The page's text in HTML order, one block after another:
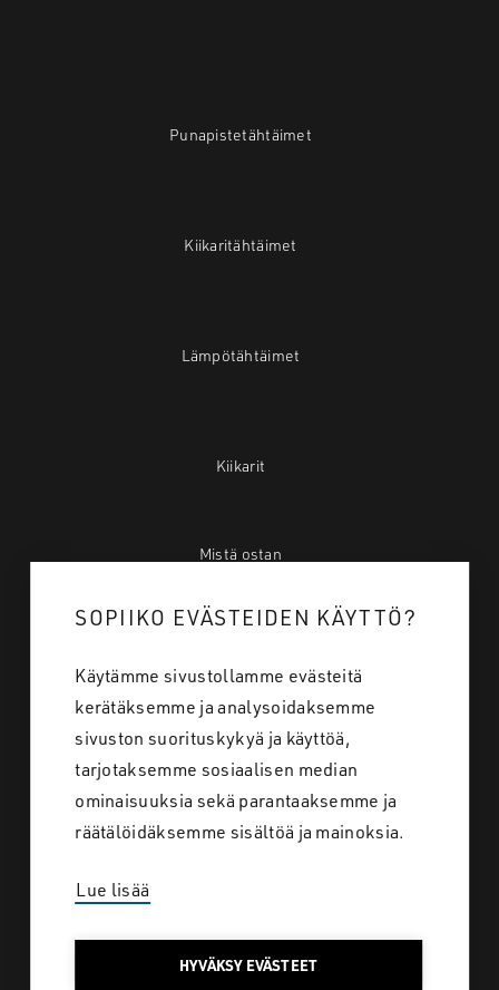
Punapistetähtäimet
Kiikaritähtäimet
Lämpötähtäimet
Kiikarit
Mistä ostan
SAKO SUOMI
SOPIIKO EVÄSTEIDEN KÄYTTÖ?
Käytämme sivustollamme evästeitä
kerätäksemme ja analysoidaksemme
sivuston suorituskykyä ja käyttöä,
tarjotaksemme sosiaalisen median
ominaisuuksia sekä parantaaksemme ja
räätälöidäksemme sisältöä ja mainoksia.
Lue lisää
HYVÄKSY EVÄSTEET